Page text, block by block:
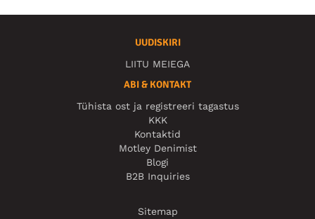
UUDISKIRI
LIITU MEIEGA
ABI & KONTAKT
Tühista ost ja registreeri tagastus
KKK
Kontaktid
Motley Denimist
Blogi
B2B Inquiries
Sitemap